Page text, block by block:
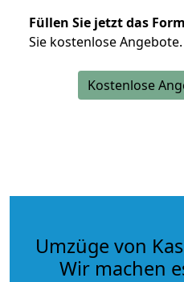
Füllen Sie jetzt das
Sie kostenlose Angebote.
Kostenlose
Umzüge von
Wir machen